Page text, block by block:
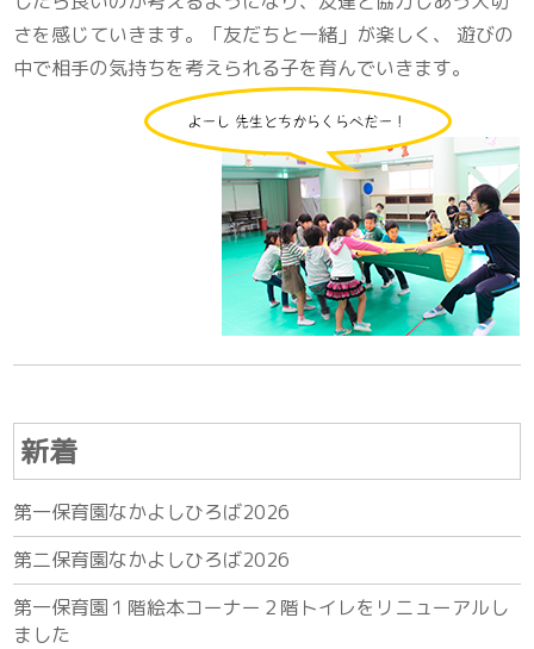
さを感じていきます。「友だちと一緒」が楽しく、 遊びの
中で相手の気持ちを考えられる子を育んでいきます。
新着
第一保育園なかよしひろば2026
第二保育園なかよしひろば2026
第一保育園１階絵本コーナー２階トイレをリニューアルし
ました